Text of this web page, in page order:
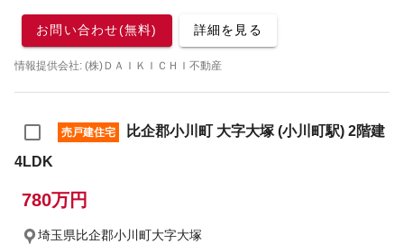
お問い合わせ(無料) 詳細を見る
情報提供会社: (株)ＤＡＩＫＩＣＨＩ不動産
売戸建住宅
比企郡小川町 大字大塚 (小川町駅) 2階建
4LDK
780万円
埼玉県比企郡小川町大字大塚